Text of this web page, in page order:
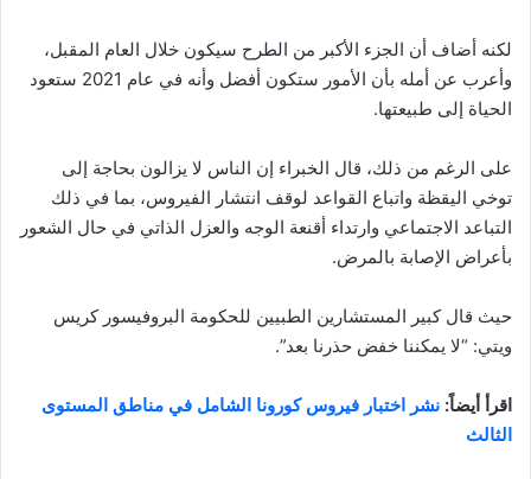
لكنه أضاف أن الجزء الأكبر من الطرح سيكون خلال العام المقبل،
وأعرب عن أمله بأن الأمور ستكون أفضل وأنه في عام 2021 ستعود
الحياة إلى طبيعتها.
على الرغم من ذلك، قال الخبراء إن الناس لا يزالون بحاجة إلى
توخي اليقظة واتباع القواعد لوقف انتشار الفيروس، بما في ذلك
التباعد الاجتماعي وارتداء أقنعة الوجه والعزل الذاتي في حال الشعور
بأعراض الإصابة بالمرض.
حيث قال كبير المستشارين الطبيين للحكومة البروفيسور كريس
ويتي: “لا يمكننا خفض حذرنا بعد”.
اقرأ أيضاً: نشر اختبار فيروس كورونا الشامل في مناطق المستوى
الثالث